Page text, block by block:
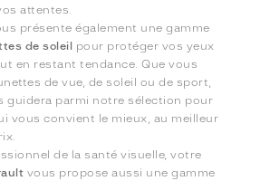
attentes.
présente également une gamme
de soleil
pour protéger vos yeux
en restant tendance. Que vous
de vue, de soleil ou de sport,
guidera parmi notre sélection pour
vous convient le mieux, au meilleur
de la santé visuelle, votre
vous propose aussi une gamme